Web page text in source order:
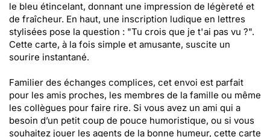
le bleu étincelant, donnant une impression de légèreté et
de fraîcheur. En haut, une inscription ludique en lettres
stylisées pose la question : "Tu crois que je t'ai pas vu ?".
Cette carte, à la fois simple et amusante, suscite un
sourire instantané.
Familier des échanges complices, cet envoi est parfait
pour les amis proches, les membres de la famille ou même
les collègues pour faire rire. Si vous avez un ami qui a
besoin d’un petit coup de pouce humoristique, ou si vous
souhaitez jouer les agents de la bonne humeur, cette carte